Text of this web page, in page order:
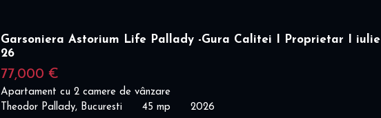
Garsoniera Astorium Life Pallady -Gura Calitei I Proprietar I iulie
26
77,000 €
Apartament cu 2 camere de vânzare
Theodor Pallady, Bucuresti
45 mp 2026